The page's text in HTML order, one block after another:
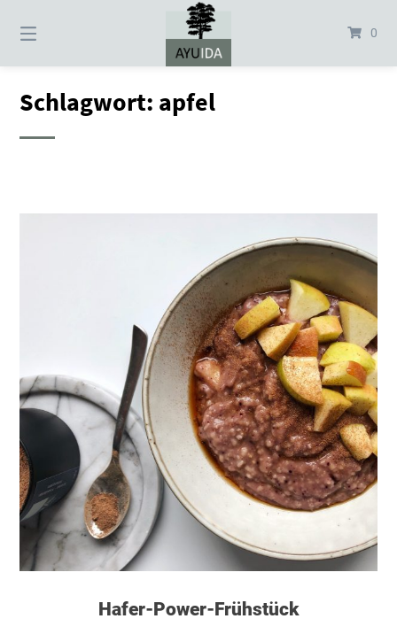
zum
Inhalt
0
Schlagwort: apfel
Hafer-Power-Frühstück